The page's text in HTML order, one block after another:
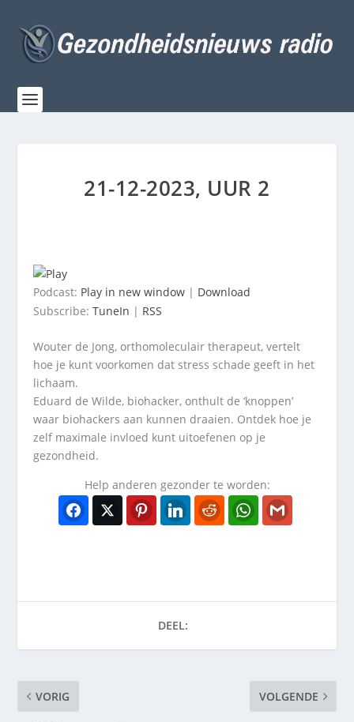
21-12-2023, UUR 2
Podcast: Play in new window | Download
Subscribe:TuneIn | RSS
Wouter de Jong, orthomoleculair therapeut, vertelt
hoe je kunt voorkomen dat stress schade geeft in het
lichaam.
Eduard de Wilde, biohacker, onthult de ‘knoppen’
waar biohackers aan kunnen draaien. Ontdek hoe je
zelf maximale invloed kunt uitoefenen op je
gezondheid.
Help anderen gezonder te worden:
FacebookTwitter PinterestLinkedInReddit WhatsApp
DEEL:
VORIG VOLGENDE